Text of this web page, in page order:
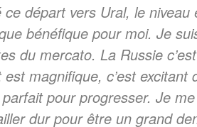
départ vers Ural, le niveau
bénéfique pour moi. Je
du mercato. La Russie
magnifique, c’est excitant
pour progresser. Je
dur pour être un grand